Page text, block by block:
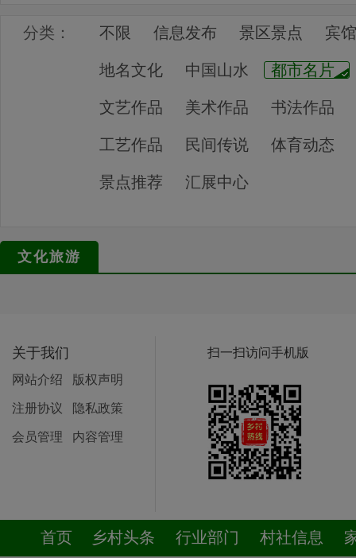
分类： 不限 信息发布 景区景点
宾
地名文化
中国山水
都市名片
文艺作品
美术作品
书法作品
工艺作品
民间传说
体育动态
景点推荐
汇展中心
文化旅游
关于我们
网站介绍
版权声明
注册协议
隐私政策
会员管理
内容管理
扫一扫访问手机版
首页 乡村头条 行业部门 村社信息